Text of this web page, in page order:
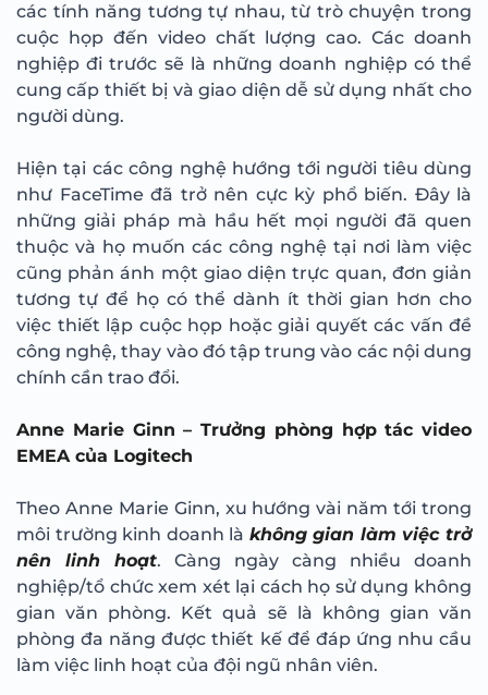
các tính năng tương tự nhau, từ trò chuyện trong
cuộc họp đến video chất lượng cao. Các doanh
nghiệp đi trước sẽ là những doanh nghiệp có thể
cung cấp thiết bị và giao diện dễ sử dụng nhất cho
người dùng.
Hiện tại các công nghệ hướng tới người tiêu dùng
như FaceTime đã trở nên cực kỳ phổ biến. Đây là
những giải pháp mà hầu hết mọi người đã quen
thuộc và họ muốn các công nghệ tại nơi làm việc
cũng phản ánh một giao diện trực quan, đơn giản
tương tự để họ có thể dành ít thời gian hơn cho
việc thiết lập cuộc họp hoặc giải quyết các vấn đề
công nghệ, thay vào đó tập trung vào các nội dung
chính cần trao đổi.
Anne Marie Ginn – Trưởng phòng hợp tác video
EMEA của Logitech
Theo Anne Marie Ginn, xu hướng vài năm tới trong
môi trường kinh doanh là không gian làm việc trở
nên linh hoạt. Càng ngày càng nhiều doanh
nghiệp/tổ chức xem xét lại cách họ sử dụng không
gian văn phòng. Kết quả sẽ là không gian văn
phòng đa năng được thiết kế để đáp ứng nhu cầu
làm việc linh hoạt của đội ngũ nhân viên.